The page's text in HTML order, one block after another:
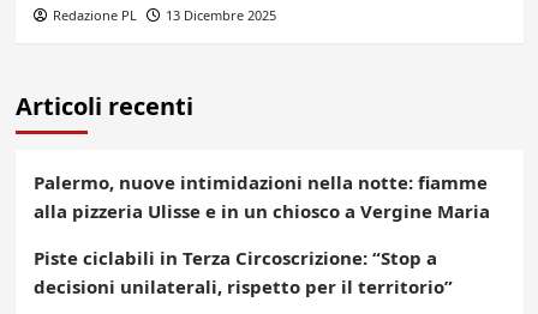
Redazione PL 13 Dicembre 2025
Articoli recenti
Palermo, nuove intimidazioni nella notte: fiamme
alla pizzeria Ulisse e in un chiosco a Vergine Maria
Piste ciclabili in Terza Circoscrizione: “Stop a
decisioni unilaterali, rispetto per il territorio”